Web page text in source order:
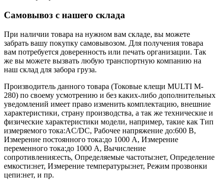
Самовывоз с нашего склада
При наличии товара на нужном вам складе, вы можете
забрать вашу покупку самовывозом. Для получения товара
вам потребуется доверенность или печать организации. Так
же вы можете вызвать любую транспортную компанию на
наш склад для забора груза.
Производитель данного товара (Токовые клещи MULTI M-
280) по своему усмотрению и без каких-либо дополнительных
уведомлений имеет право изменить комплектацию, внешние
характеристики, страну производства, а так же технические и
физические характеристики модели, например, такие как Тип
измеряемого тока:AC/DC, Рабочее напряжение до:600 В,
Измерение постоянного тока:до 1000 А, Измерение
переменного тока:до 1000 А, Вычисление
сопротивления:есть, Определяемые частоты:нет, Определение
емкости:нет, Измерение температуры:нет, Режим прозвонки
цепи:нет, и пр.